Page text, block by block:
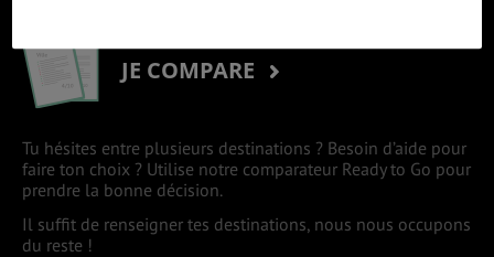
JE COMPARE
Tu hésites entre plusieurs destinations ? Besoin d’aide pour
faire ton choix ? Utilise notre comparateur Ready to Go pour
prendre la bonne décision.
Il suffit de renseigner tes destinations, nous nous occupons
du reste !